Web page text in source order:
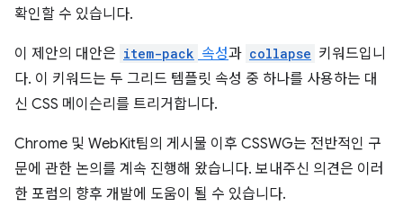
확인할 수 있습니다.
이 제안의 대안은 item-pack 속성과 collapse 키워드입니
다. 이 키워드는 두 그리드 템플릿 속성 중 하나를 사용하는 대
신 CSS 메이슨리를 트리거합니다.
Chrome 및 WebKit팀의 게시물 이후 CSSWG는 전반적인 구
문에 관한 논의를 계속 진행해 왔습니다. 보내주신 의견은 이러
한 포럼의 향후 개발에 도움이 될 수 있습니다.